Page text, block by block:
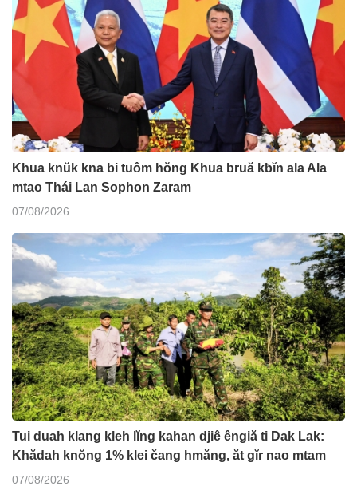
Khua knŭk kna bi tuôm hŏng Khua bruă kƀĭn ala Ala
mtao Thái Lan Sophon Zaram
07/08/2026
Tui duah klang kleh lĭng kahan djiê êngiă ti Dak Lak:
Khădah knŏng 1% klei čang hmăng, ăt gĭr nao mtam
07/08/2026